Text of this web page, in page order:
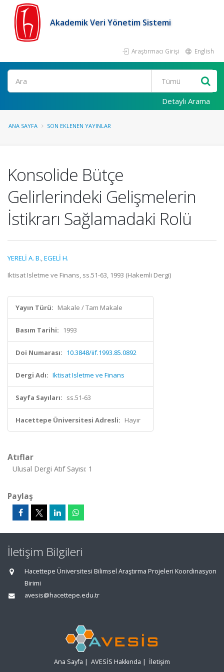
Akademik Veri Yönetim Sistemi
Araştırmacı Girişi English
Ara
Detaylı Arama
ANA SAYFA SON EKLENEN YAYINLAR
Konsolide Bütçe
Gelirlerindeki Gelişmelerin
İstikrarı Sağlamadaki Rolü
YERELİ A. B.,EGELİ H.
Iktisat Isletme ve Finans, ss.51-63, 1993 (Hakemli Dergi)
Yayın Türü: Makale / Tam Makale
Basım Tarihi: 1993
Doi Numarası: 10.3848/iif.1993.85.0892
Dergi Adı: Iktisat Isletme ve Finans
Sayfa Sayıları: ss.51-63
Hacettepe Üniversitesi Adresli: Hayır
Atıflar
Ulusal Dergi Atıf Sayısı: 1
Paylaş
İletişim Bilgileri
Hacettepe Üniversitesi Bilimsel Araştırma Projeleri Koordinasyon
Birimi
avesis@hacettepe.edu.tr
Ana Sayfa | AVESİS Hakkında | İletişim